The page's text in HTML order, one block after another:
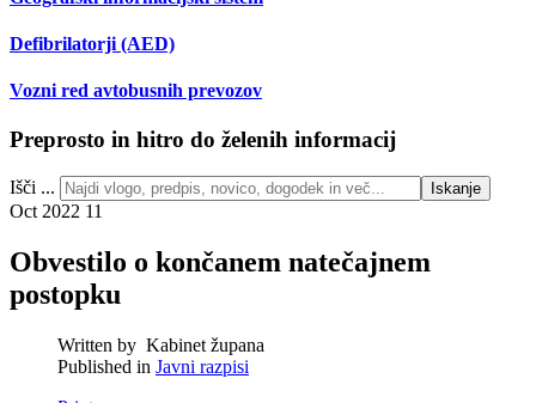
Defibrilatorji (AED)
Vozni red avtobusnih prevozov
Preprosto in hitro do želenih informacij
Išči ... Iskanje
Oct 2022 11
Obvestilo o končanem natečajnem
postopku
Written by Kabinet župana
Published in Javni razpisi